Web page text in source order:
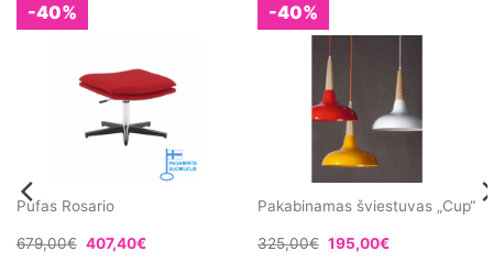
-40%
Pufas Rosario
679,00€ 407,40€
-40%
Pakabinamas šviestuvas „Cup“
325,00€ 195,00€